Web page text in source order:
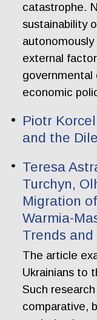
catastrophe.
sustainability
external
governmental
economic
Piotr
and the
Teresa
Turchyn,
Migration
Warmia-
Trends
The article
Ukrainians to
Such
comparative,